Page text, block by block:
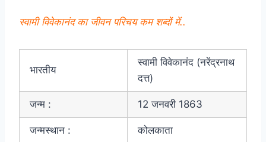
स्वामी विवेकानंद का जीवन परिचय कम शब्दों में..
भारतीय
स्वामी विवेकानंद (नरेंद्रनाथ
दत्त)
जन्म : 12 जनवरी 1863
जन्मस्थान : कोलकाता